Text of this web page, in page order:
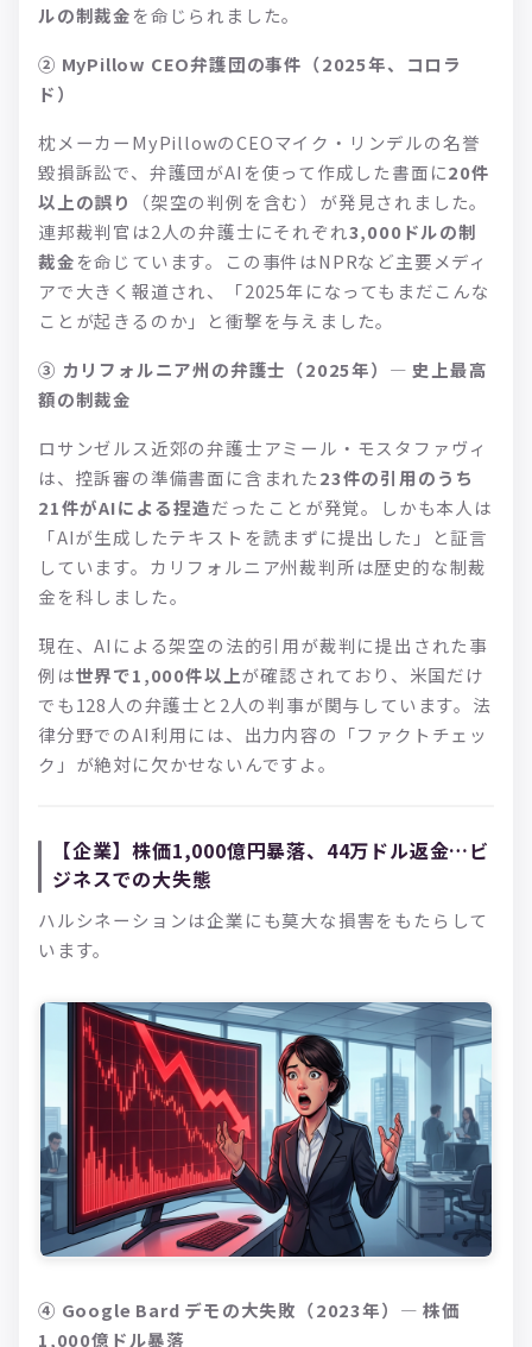
ルの制裁金を命じられました。
② MyPillow CEO弁護団の事件（2025年、コロラ
ド）
枕メーカーMyPillowのCEOマイク・リンデルの名誉
毀損訴訟で、弁護団がAIを使って作成した書面に20件
以上の誤り
（架空の判例を含む）が発見されました。
連邦裁判官は2人の弁護士にそれぞれ3,000ドルの制
裁金を命じています。この事件はNPRなど主要メディ
アで大きく報道され、「2025年になってもまだこんな
ことが起きるのか」と衝撃を与えました。
③ カリフォルニア州の弁護士（2025年）— 史上最高
額の制裁金
ロサンゼルス近郊の弁護士アミール・モスタファヴィ
は、控訴審の準備書面に含まれた23件の引用のうち
21件がAIによる捏造だったことが発覚。しかも本人は
「AIが生成したテキストを読まずに提出した」と証言
しています。カリフォルニア州裁判所は歴史的な制裁
金を科しました。
現在、AIによる架空の法的引用が裁判に提出された事
例は世界で1,000件以上が確認されており、米国だけ
でも128人の弁護士と2人の判事が関与しています。法
律分野でのAI利用には、出力内容の「ファクトチェッ
ク」が絶対に欠かせないんですよ。
【企業】株価1,000億円暴落、44万ドル返金…ビ
ジネスでの大失態
ハルシネーションは企業にも莫大な損害をもたらして
います。
④ Google Bard デモの大失敗（2023年）— 株価
1,000億ドル暴落